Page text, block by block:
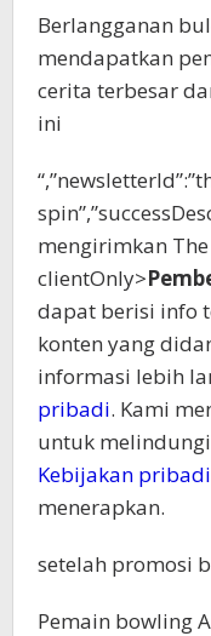
Berlangganan
mendapatkan
cerita terbesar
ini
mengirimkan
clientOnly>
dapat berisi info
konten yang
informasi lebih
pribadi. Kami
untuk
Kebijakan pribadi
menerapkan.
setelah promosi
Pemain bowling